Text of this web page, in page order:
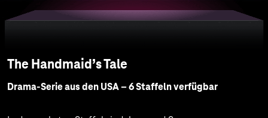
The Handmaid’s Tale
Drama-Serie aus den USA – 6 Staffeln verfügbar